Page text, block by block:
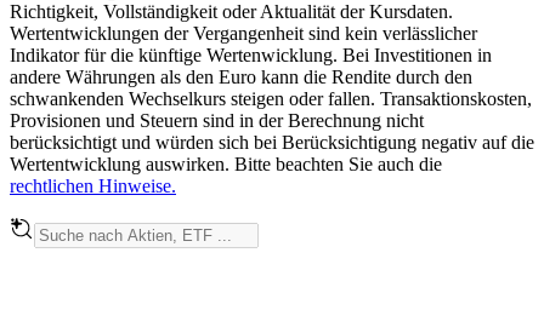
Richtigkeit, Vollständigkeit oder Aktualität der Kursdaten.
Wertentwicklungen der Vergangenheit sind kein verlässlicher
Indikator für die künftige Wertenwicklung. Bei Investitionen in
andere Währungen als den Euro kann die Rendite durch den
schwankenden Wechselkurs steigen oder fallen. Transaktionskosten,
Provisionen und Steuern sind in der Berechnung nicht
berücksichtigt und würden sich bei Berücksichtigung negativ auf die
Wertentwicklung auswirken. Bitte beachten Sie auch die
rechtlichen Hinweise.